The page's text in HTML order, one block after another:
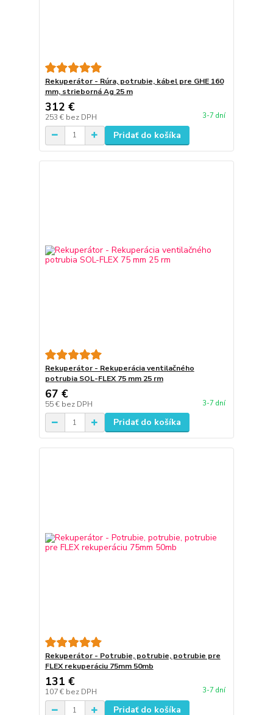
Rekuperátor - Rúra, potrubie, kábel pre GHE 160
mm, strieborná Ag 25 m
312 €
253 € bez DPH 3-7 dní
Pridať do košíka
Rekuperátor - Rekuperácia ventilačného
potrubia SOL-FLEX 75 mm 25 rm
67 €
55 € bez DPH 3-7 dní
Pridať do košíka
Rekuperátor - Potrubie, potrubie, potrubie pre
FLEX rekuperáciu 75mm 50mb
131 €
107 € bez DPH 3-7 dní
Pridať do košíka